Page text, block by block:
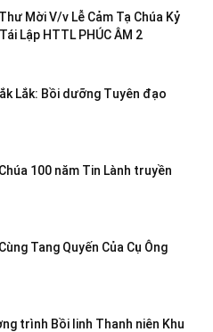
Mời V/v Lễ Cảm Tạ Chúa Kỷ
Lập HTTL PHÚC ÂM 2
Lắk: Bồi dưỡng Tuyên đạo
100 năm Tin Lành truyền
Tang Quyến Của Cụ Ông
trình Bồi linh Thanh niên Khu